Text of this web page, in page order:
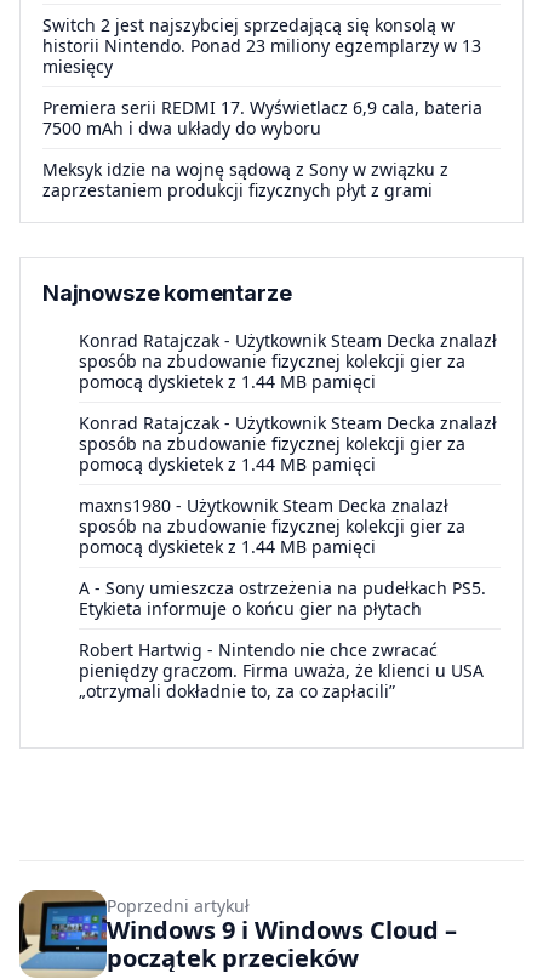
Switch 2 jest najszybciej sprzedającą się konsolą w
historii Nintendo. Ponad 23 miliony egzemplarzy w 13
miesięcy
Premiera serii REDMI 17. Wyświetlacz 6,9 cala, bateria
7500 mAh i dwa układy do wyboru
Meksyk idzie na wojnę sądową z Sony w związku z
zaprzestaniem produkcji fizycznych płyt z grami
Najnowsze komentarze
Konrad Ratajczak - Użytkownik Steam Decka znalazł
sposób na zbudowanie fizycznej kolekcji gier za
pomocą dyskietek z 1.44 MB pamięci
Konrad Ratajczak - Użytkownik Steam Decka znalazł
sposób na zbudowanie fizycznej kolekcji gier za
pomocą dyskietek z 1.44 MB pamięci
maxns1980 - Użytkownik Steam Decka znalazł
sposób na zbudowanie fizycznej kolekcji gier za
pomocą dyskietek z 1.44 MB pamięci
A - Sony umieszcza ostrzeżenia na pudełkach PS5.
Etykieta informuje o końcu gier na płytach
Robert Hartwig - Nintendo nie chce zwracać
pieniędzy graczom. Firma uważa, że klienci u USA
„otrzymali dokładnie to, za co zapłacili”
Poprzedni artykuł
Windows 9 i Windows Cloud –
początek przecieków